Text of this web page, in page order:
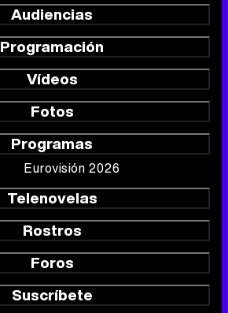
Audiencias
Programación
Vídeos
Fotos
Programas
Eurovisión 2026
Telenovelas
Rostros
Foros
Suscríbete